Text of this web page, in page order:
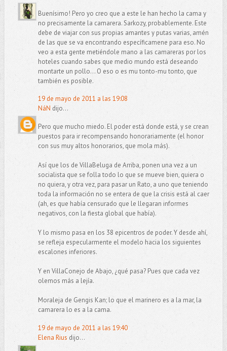
Buenísimo! Pero yo creo que a este le han hecho la cama y
no precisamente la camarera. Sarkozy, probablemente. Este
debe de viajar con sus propias amantes y putas varias, amén
de las que se va encontrando específicamene para eso. No
veo a esta gente metiéndole mano a las camareras por los
hoteles cuando sabes que medio mundo está deseando
montarte un pollo... O eso o es mu tonto-mu tonto, que
también es posible.
19 de mayo de 2011 a las 19:08
NáN dijo...
Pero que mucho miedo. El poder está donde está, y se crean
puestos para ir recompensando honorariamente (el honor
con sus muy altos honorarios, que mola más).
Así que los de VillaBeluga de Arriba, ponen una vez a un
socialista que se folla todo lo que se mueve bien, quiera o
no quiera, y otra vez, para pasar un Rato, a uno que teniendo
toda la información no se entera de que la crisis está al caer
(ah, es que había censurado que le llegaran informes
negativos, con la fiesta global que había).
Y lo mismo pasa en los 38 epicentros de poder. Y desde ahí,
se refleja especularmente el modelo hacia los siguientes
escalones inferiores.
Y en VillaConejo de Abajo, ¿qué pasa? Pues que cada vez
olemos más a lejía.
Moraleja de Gengis Kan; lo que el marinero es a la mar, la
camarera lo es a la cama.
19 de mayo de 2011 a las 19:40
Elena Rius dijo...